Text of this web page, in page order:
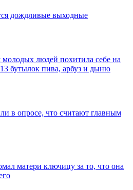
дождливые выходные
людей похитила себе на
бутылок пива, арбуз и дыню
в опросе, что считают главным
матери ключицу за то, что она